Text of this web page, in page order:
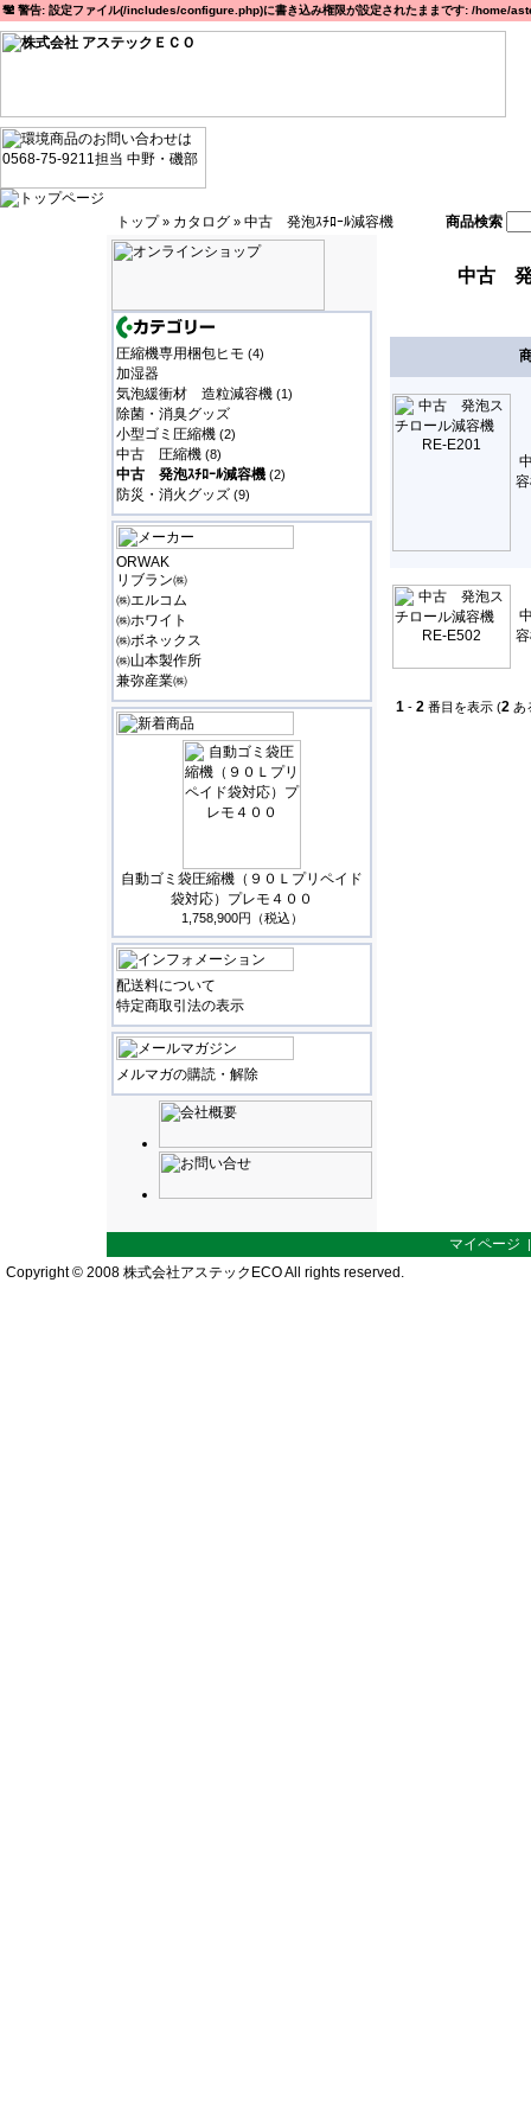
警告: 設定ファイル(/includes/configure.php)に書き込み権限が設定されたままです: /
トップ» カタログ » 中古 発泡ｽﾁﾛｰﾙ減容機 商品検索
圧縮機専用梱包ヒモ (4)
加湿器
気泡緩衝材 造粒減容機 (1)
除菌・消臭グッズ
小型ゴミ圧縮機 (2)
中古 圧縮機 (8)
中古 発泡ｽﾁﾛｰﾙ減容機 (2)
防災・消火グッズ (9)
ORWAK
リブラン㈱
㈱エルコム
㈱ホワイト
㈱ボネックス
㈱山本製作所
兼弥産業㈱
自動ゴミ袋圧縮機（９０Ｌプリペイド
袋対応）プレモ４００
1,758,900円（税込）
配送料について
特定商取引法の表示
メルマガの購読・解除
中古 発
1 - 2 番目を表示 (2 あ
マイページ
Copyright © 2008 株式会社アステックECO All rights reserved.